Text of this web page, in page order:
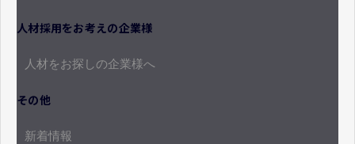
人材採用をお考えの企業様
人材をお探しの企業様へ
その他
新着情報